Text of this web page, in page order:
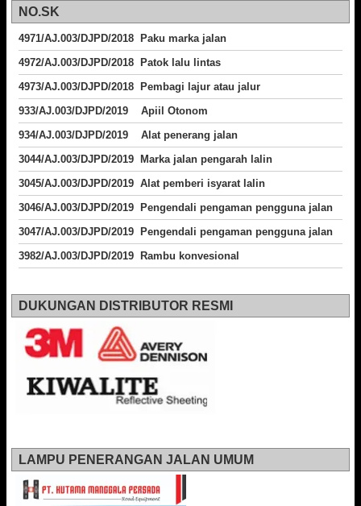
NO.SK
4971/AJ.003/DJPD/2018 Paku marka jalan
4972/AJ.003/DJPD/2018 Patok lalu lintas
4973/AJ.003/DJPD/2018
Pembagi lajur atau jalur
933/AJ.003/DJPD/2019 Apiil Otonom
934/AJ.003/DJPD/2019 Alat penerang jalan
3044/AJ.003/DJPD/2019 Marka jalan pengarah lalin
3045/AJ.003/DJPD/2019 Alat pemberi isyarat lalin
3046/AJ.003/DJPD/2019 Pengendali pengaman pengguna jalan
3047/AJ.003/DJPD/2019 Pengendali pengaman pengguna jalan
3982/AJ.003/DJPD/2019 Rambu konvesional
DUKUNGAN DISTRIBUTOR RESMI
LAMPU PENERANGAN JALAN UMUM